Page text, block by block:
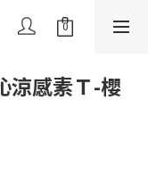
涼感素Ｔ-櫻